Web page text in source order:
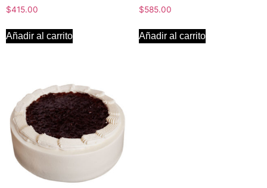
$415.00
Añadir al carrito
$585.00
Añadir al carrito